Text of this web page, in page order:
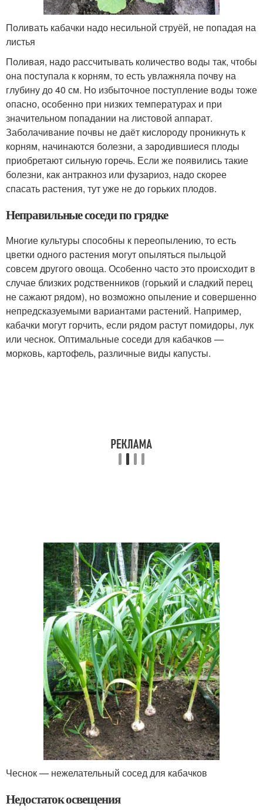
Поливать кабачки надо несильной струёй, не попадая на
листья
Поливая, надо рассчитывать количество воды так, чтобы
она поступала к корням, то есть увлажняла почву на
глубину до 40 см. Но избыточное поступление воды тоже
опасно, особенно при низких температурах и при
значительном попадании на листовой аппарат.
Заболачивание почвы не даёт кислороду проникнуть к
корням, начинаются болезни, а зародившиеся плоды
приобретают сильную горечь. Если же появились такие
болезни, как антракноз или фузариоз, надо скорее
спасать растения, тут уже не до горьких плодов.
Неправильные соседи по грядке
Многие культуры способны к переопылению, то есть
цветки одного растения могут опыляться пыльцой
совсем другого овоща. Особенно часто это происходит в
случае близких родственников (горький и сладкий перец
не сажают рядом), но возможно опыление и совершенно
непредсказуемыми вариантами растений. Например,
кабачки могут горчить, если рядом растут помидоры, лук
или чеснок. Оптимальные соседи для кабачков —
морковь, картофель, различные виды капусты.
Чеснок — нежелательный сосед для кабачков
Недостаток освещения